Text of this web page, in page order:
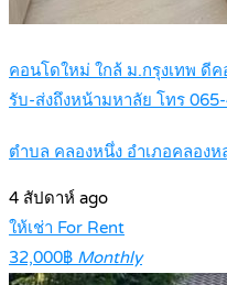
คอนโดใหม่ ใกล้ ม.กรุงเทพ ดี
รับ-ส่งถึงหน้ามหาลัย โทร
ตำบล คลองหนึ่ง อำเภอคลอง
4 สัปดาห์ ago
ให้เช่า For Rent
32,000฿ Monthly